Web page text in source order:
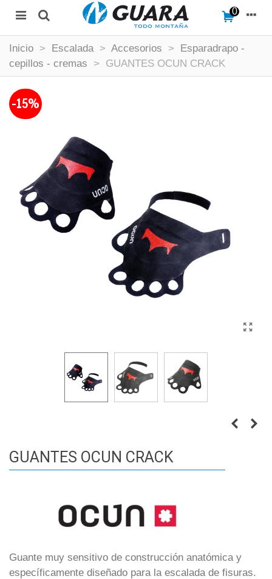
0
Inicio > Escalada > Accesorios >
Esparadrapo -
cepillos - cremas
> GUANTES OCUN CRACK
-15%
GUANTES OCUN CRACK
Guante muy sensitivo de construcción anatómica y
específicamente diseñado para la escalada de fisuras.